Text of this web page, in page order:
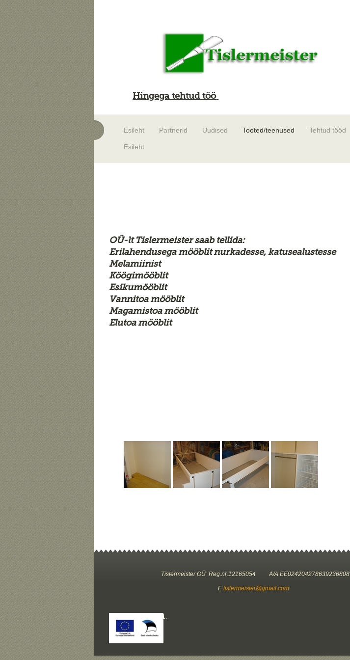
Hingega tehtud töö
Esileht Partnerid Uudised Tooted/teenused Tehtud tööd
Esileht
OÜ-lt Tislermeister saab tellida:
Erilahendusega mööblit nurkadesse, katusealustesse
Melamiinist
Köögimööblit
Esikumööblit
Vannitoa mööblit
Magamistoa mööblit
Elutoa mööblit
Tislermeister OÜ Reg.nr.12165054 A/A EE024204278639236808
Etislermeister@gmail.com